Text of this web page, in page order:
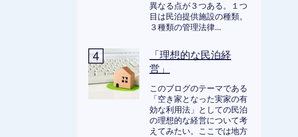
異なる点が３つある。１つ
目は民泊提供施設の種類。
３種類の管理法律...
「理想的な民泊経
営」
このブログのテーマである
「空き家となった実家の有
効な利用法」としての民泊
の理想的な経営について考
えてみたい。ここでは地方